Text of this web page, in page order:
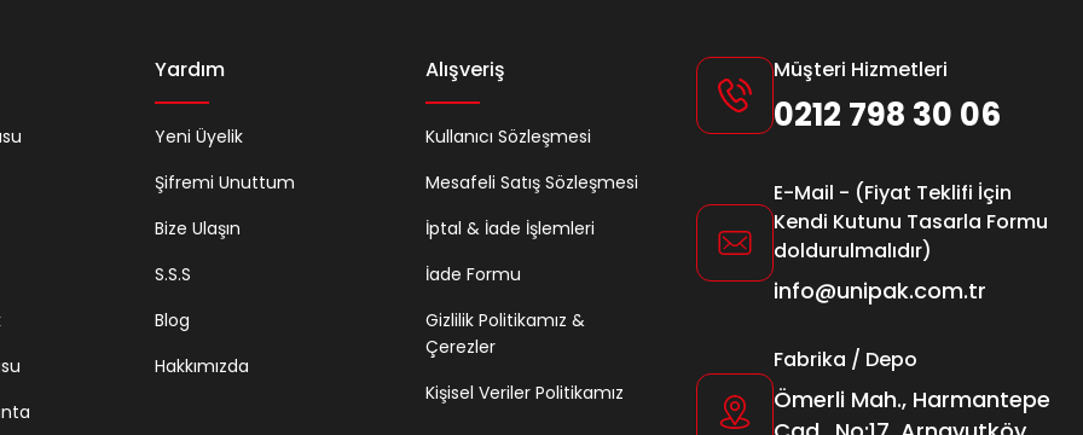
Yardım
Yeni Üyelik
Şifremi Unuttum
Bize Ulaşın
S.S.S
Blog
Hakkımızda
Alışveriş
Kullanıcı Sözleşmesi
Mesafeli Satış Sözleşmesi
İptal & İade İşlemleri
İade Formu
Gizlilik Politikamız &
Çerezler
Kişisel Veriler Politikamız
Müşteri Hizmetleri
0212 798 30 06
E-Mail - (Fiyat Teklifi İçin
Kendi Kutunu Tasarla Formu
doldurulmalıdır)
info@unipak.com.tr
Fabrika / Depo
Ömerli Mah., Harmantepe